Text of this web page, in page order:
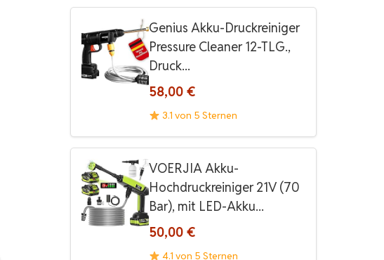
Genius Akku-Druckreiniger
Pressure Cleaner 12-TLG.,
Druck...
58,00 €
3.1 von 5 Sternen
VOERJIA Akku-
Hochdruckreiniger 21V (70
Bar), mit LED-Akku...
50,00 €
4.1 von 5 Sternen